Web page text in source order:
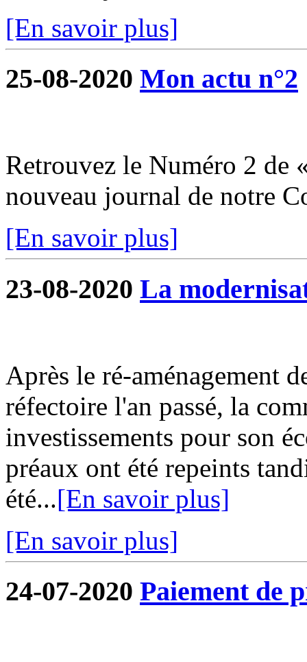
[En savoir plus]
25-08-2020 Mon actu n°2
Retrouvez le Numéro 2 de
nouveau journal de notre
[En savoir plus]
23-08-2020 La
Après le ré-aménagement
réfectoire l'an passé, la
investissements pour son
préaux ont été repeints
été...[En savoir plus]
[En savoir plus]
24-07-2020 Paiement de